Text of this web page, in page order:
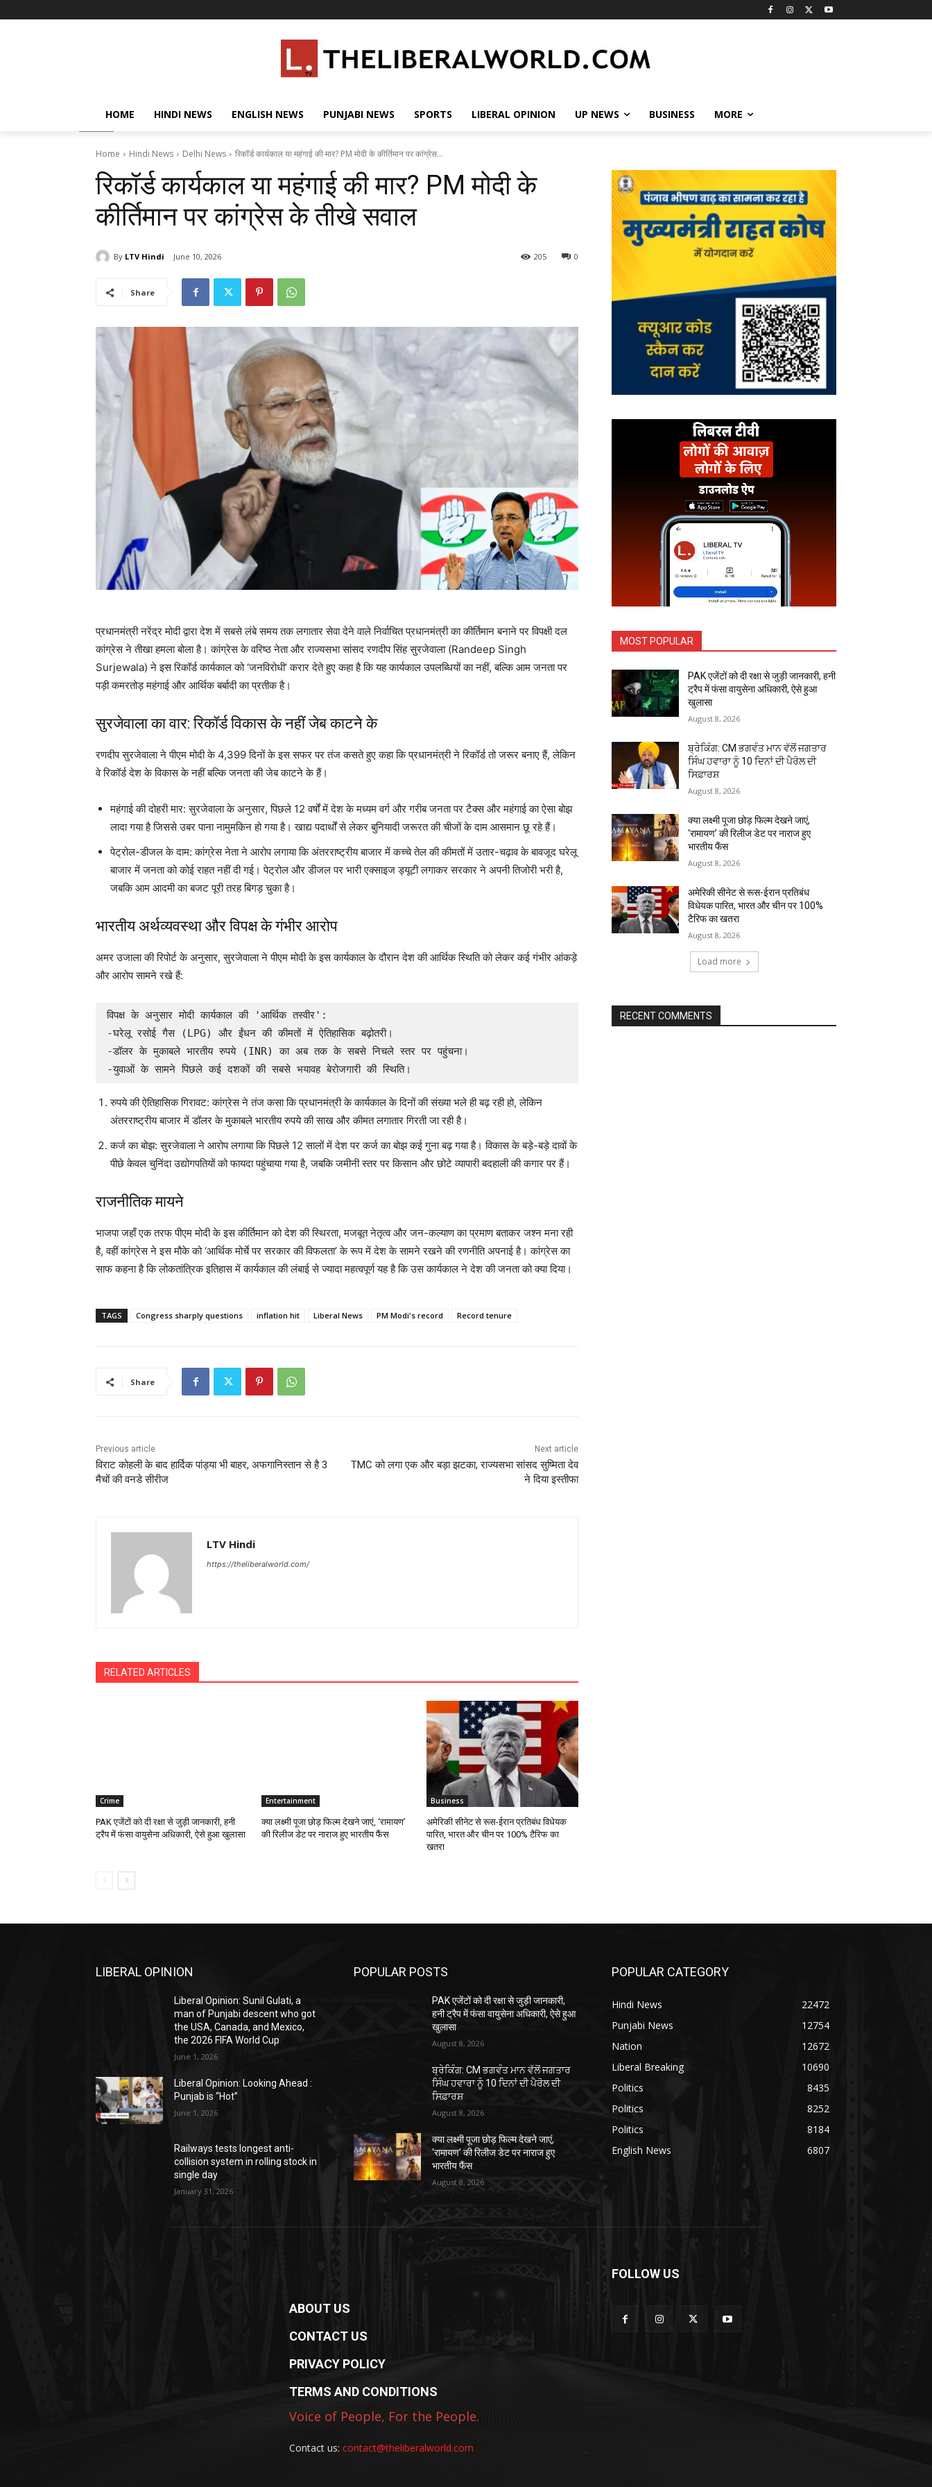
HOME HINDI NEWS ENGLISH NEWS PUNJABI NEWS SPORTS LIBERAL OPINION UP NEWS BUSINESS MORE
Home Hindi News Delhi News रिकॉर्ड कार्यकाल या महंगाई की मार? PM मोदी के कीर्तिमान पर कांग्रेस...
रिकॉर्ड कार्यकाल या महंगाई की मार? PM मोदी के
कीर्तिमान पर कांग्रेस के तीखे सवाल
By LTV Hindi June 10, 2026 0
205
Share
प्रधानमंत्री नरेंद्र मोदी द्वारा देश में सबसे लंबे समय तक लगातार सेवा देने वाले निर्वाचित प्रधानमंत्री का कीर्तिमान बनाने पर विपक्षी दल
कांग्रेस ने तीखा हमला बोला है। कांग्रेस के वरिष्ठ नेता और राज्यसभा सांसद रणदीप सिंह सुरजेवाला (Randeep Singh
Surjewala) ने इस रिकॉर्ड कार्यकाल को ‘जनविरोधी’ करार देते हुए कहा है कि यह कार्यकाल उपलब्धियों का नहीं, बल्कि आम जनता पर
पड़ी कमरतोड़ महंगाई और आर्थिक बर्बादी का प्रतीक है।
सुरजेवाला का वार: रिकॉर्ड विकास के नहीं जेब काटने के
रणदीप सुरजेवाला ने पीएम मोदी के 4,399 दिनों के इस सफर पर तंज कसते हुए कहा कि प्रधानमंत्री ने रिकॉर्ड तो जरूर बनाए हैं, लेकिन
वे रिकॉर्ड देश के विकास के नहीं बल्कि जनता की जेब काटने के हैं।
महंगाई की दोहरी मार: सुरजेवाला के अनुसार, पिछले 12 वर्षों में देश के मध्यम वर्ग और गरीब जनता पर टैक्स और महंगाई का ऐसा बोझ
लादा गया है जिससे उबर पाना नामुमकिन हो गया है। खाद्य पदार्थों से लेकर बुनियादी जरूरत की चीजों के दाम आसमान छू रहे हैं।
पेट्रोल-डीजल के दाम: कांग्रेस नेता ने आरोप लगाया कि अंतरराष्ट्रीय बाजार में कच्चे तेल की कीमतों में उतार-चढ़ाव के बावजूद घरेलू
बाजार में जनता को कोई राहत नहीं दी गई। पेट्रोल और डीजल पर भारी एक्साइज ड्यूटी लगाकर सरकार ने अपनी तिजोरी भरी है,
जबकि आम आदमी का बजट पूरी तरह बिगड़ चुका है।
भारतीय अर्थव्यवस्था और विपक्ष के गंभीर आरोप
अमर उजाला की रिपोर्ट के अनुसार, सुरजेवाला ने पीएम मोदी के इस कार्यकाल के दौरान देश की आर्थिक स्थिति को लेकर कई गंभीर आंकड़े
और आरोप सामने रखे हैं:
विपक्ष के अनुसार मोदी कार्यकाल की 'आर्थिक तस्वीर':
-घरेलू रसोई गैस (LPG) और ईंधन की कीमतों में ऐतिहासिक बढ़ोतरी।
-डॉलर के मुकाबले भारतीय रुपये (INR) का अब तक के सबसे निचले स्तर पर पहुंचना।
रुपये की ऐतिहासिक गिरावट: कांग्रेस ने तंज कसा कि प्रधानमंत्री के कार्यकाल के दिनों की संख्या भले ही बढ़ रही हो, लेकिन
अंतरराष्ट्रीय बाजार में डॉलर के मुकाबले भारतीय रुपये की साख और कीमत लगातार गिरती जा रही है।
कर्ज का बोझ: सुरजेवाला ने आरोप लगाया कि पिछले 12 सालों में देश पर कर्ज का बोझ कई गुना बढ़ गया है। विकास के बड़े-बड़े दावों के
पीछे केवल चुनिंदा उद्योगपतियों को फायदा पहुंचाया गया है, जबकि जमीनी स्तर पर किसान और छोटे व्यापारी बदहाली की कगार पर हैं।
राजनीतिक मायने
भाजपा जहाँ एक तरफ पीएम मोदी के इस कीर्तिमान को देश की स्थिरता, मजबूत नेतृत्व और जन-कल्याण का प्रमाण बताकर जश्न मना रही
है, वहीं कांग्रेस ने इस मौके को ‘आर्थिक मोर्चे पर सरकार की विफलता’ के रूप में देश के सामने रखने की रणनीति अपनाई है। कांग्रेस का
साफ कहना है कि लोकतांत्रिक इतिहास में कार्यकाल की लंबाई से ज्यादा महत्वपूर्ण यह है कि उस कार्यकाल ने देश की जनता को क्या दिया।
TAGS Congress sharply questions inflation hit Liberal News PM Modi's record Record tenure
Share
Previous article
विराट कोहली के बाद हार्दिक पांड्या भी बाहर, अफगानिस्तान से है 3
मैचों की वनडे सीरीज
Next article
TMC को लगा एक और बड़ा झटका, राज्यसभा सांसद सुष्मिता देव
ने दिया इस्तीफा
LTV Hindi
https://theliberalworld.com/
RELATED ARTICLES
Crime
PAK एजेंटों को दी रक्षा से जुड़ी जानकारी, हनी
ट्रैप में फंसा वायुसेना अधिकारी, ऐसे हुआ खुलासा
Entertainment
क्या लक्ष्मी पूजा छोड़ फिल्म देखने जाएं, ‘रामायण’
की रिलीज डेट पर नाराज हुए भारतीय फैंस
Business
अमेरिकी सीनेट से रूस-ईरान प्रतिबंध विधेयक
पारित, भारत और चीन पर 100% टैरिफ का
खतरा
MOST POPULAR
PAK एजेंटों को दी रक्षा से जुड़ी जानकारी, हनी
ट्रैप में फंसा वायुसेना अधिकारी, ऐसे हुआ
खुलासा
August 8, 2026
ਬ੍ਰੇਕਿੰਗ: CM ਭਗਵੰਤ ਮਾਨ ਵੱਲੋਂ ਜਗਤਾਰ
ਸਿੰਘ ਹਵਾਰਾ ਨੂੰ 10 ਦਿਨਾਂ ਦੀ ਪੈਰੋਲ ਦੀ
ਸਿਫ਼ਾਰਸ਼
August 8, 2026
क्या लक्ष्मी पूजा छोड़ फिल्म देखने जाएं,
‘रामायण’ की रिलीज डेट पर नाराज हुए
भारतीय फैंस
August 8, 2026
अमेरिकी सीनेट से रूस-ईरान प्रतिबंध
विधेयक पारित, भारत और चीन पर 100%
टैरिफ का खतरा
August 8, 2026
Load more
RECENT COMMENTS
LIBERAL OPINION
Liberal Opinion: Sunil Gulati, a
man of Punjabi descent who got
the USA, Canada, and Mexico,
the 2026 FIFA World Cup
June 1, 2026
Liberal Opinion: Looking Ahead :
Punjab is “Hot”
June 1, 2026
Railways tests longest anti-
collision system in rolling stock in
single day
January 31, 2026
POPULAR POSTS
PAK एजेंटों को दी रक्षा से जुड़ी जानकारी,
हनी ट्रैप में फंसा वायुसेना अधिकारी, ऐसे हुआ
खुलासा
August 8, 2026
ਬ੍ਰੇਕਿੰਗ: CM ਭਗਵੰਤ ਮਾਨ ਵੱਲੋਂ ਜਗਤਾਰ
ਸਿੰਘ ਹਵਾਰਾ ਨੂੰ 10 ਦਿਨਾਂ ਦੀ ਪੈਰੋਲ ਦੀ
ਸਿਫ਼ਾਰਸ਼
August 8, 2026
क्या लक्ष्मी पूजा छोड़ फिल्म देखने जाएं,
‘रामायण’ की रिलीज डेट पर नाराज हुए
भारतीय फैंस
August 8, 2026
POPULAR CATEGORY
Hindi News
22472
Punjabi News
12754
Nation
12672
Liberal Breaking
10690
Politics
8435
Politics
8252
Politics
8184
English News
6807
ABOUT US
CONTACT US
PRIVACY POLICY
TERMS AND CONDITIONS
Voice of People, For the People.
Contact us: contact@theliberalworld.com
FOLLOW US